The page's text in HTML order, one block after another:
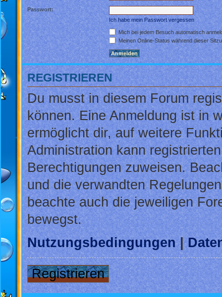
Passwort:
Ich habe mein Passwort vergessen
Mich bei jedem Besuch automatisch
Meinen Online-Status während dieser
REGISTRIEREN
Du musst in diesem Forum
können. Eine Anmeldung ist in
ermöglicht dir, auf weitere
Administration kann
Berechtigungen zuweisen.
und die verwandten
beachte auch die jeweiligen
bewegst.
Nutzungsbedingungen|
Registrieren